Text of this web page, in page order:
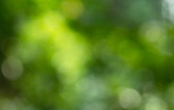
es el agua en tu